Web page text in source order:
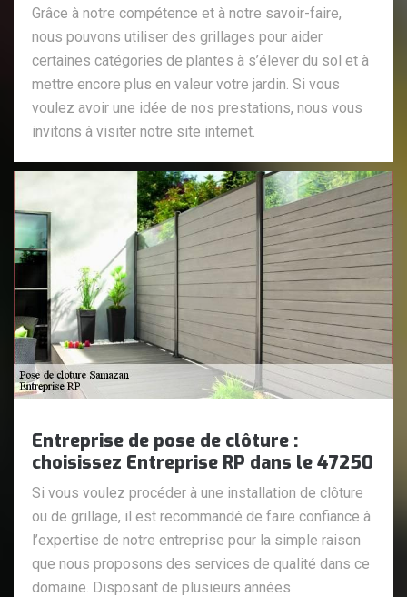
Grâce à notre compétence et à notre savoir-faire,
nous pouvons utiliser des grillages pour aider
certaines catégories de plantes à s’élever du sol et à
mettre encore plus en valeur votre jardin. Si vous
voulez avoir une idée de nos prestations, nous vous
invitons à visiter notre site internet.
Entreprise de pose de clôture :
choisissez Entreprise RP dans le 47250
Si vous voulez procéder à une installation de clôture
ou de grillage, il est recommandé de faire confiance à
l’expertise de notre entreprise pour la simple raison
que nous proposons des services de qualité dans ce
domaine. Disposant de plusieurs années